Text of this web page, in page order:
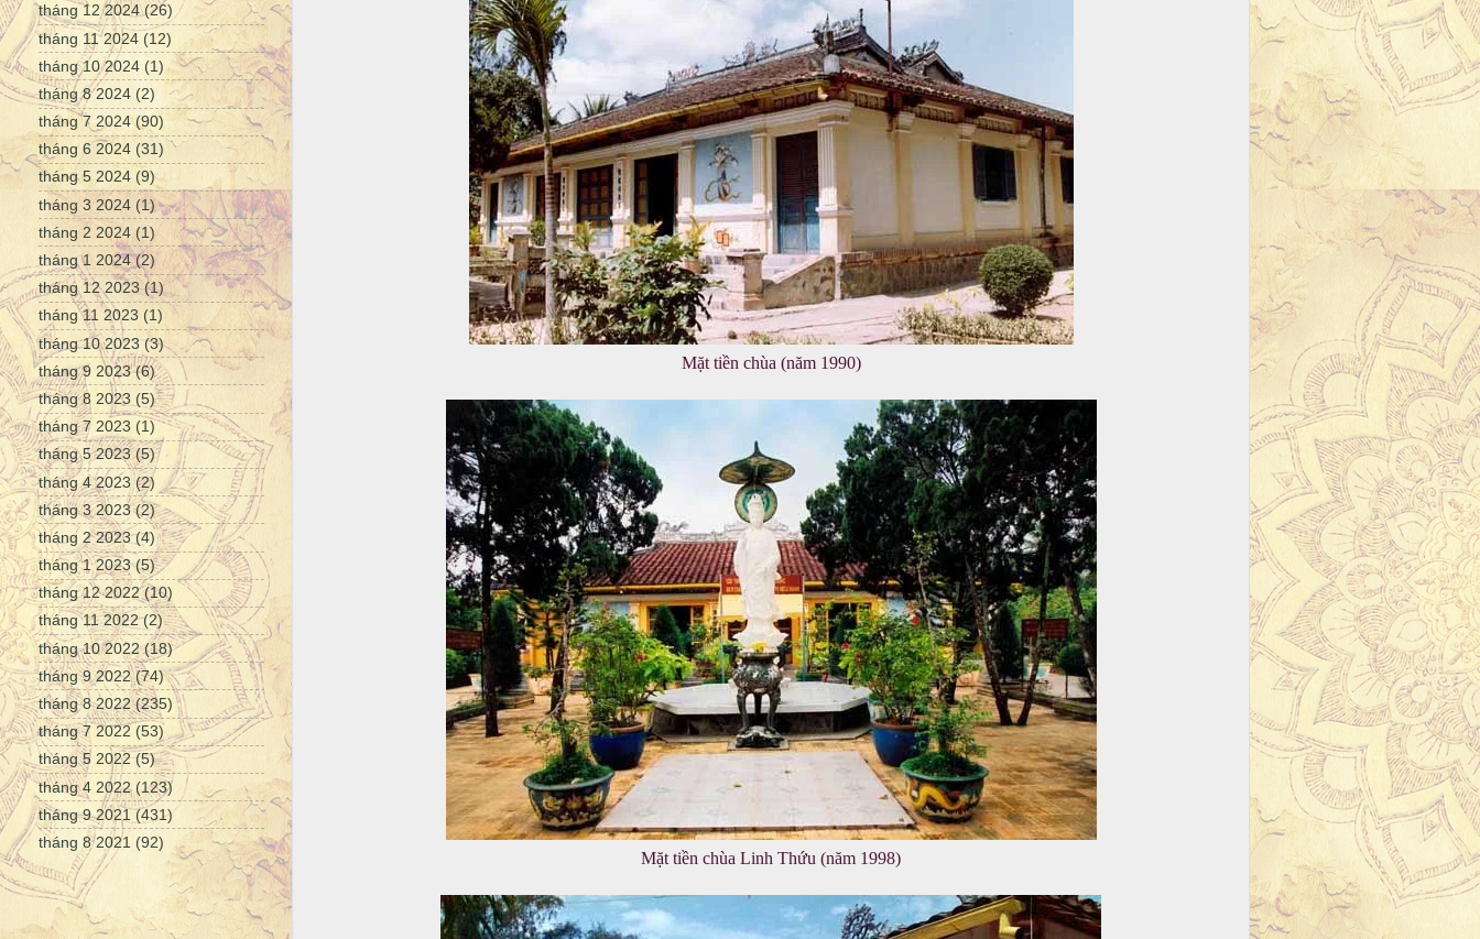
Mặt tiền chùa (năm 1990)
Mặt tiền chùa Linh Thứu (năm 1998)
tháng 12 2024(26)
tháng 11 2024 (12)
tháng 10 2024 (1)
tháng 8 2024 (2)
tháng 7 2024(90)
tháng 6 2024 (31)
tháng 5 2024 (9)
tháng 3 2024 (1)
tháng 2 2024 (1)
tháng 1 2024(2)
tháng 12 2023(1)
tháng 11 2023 (1)
tháng 10 2023(3)
tháng 9 2023(6)
tháng 8 2023 (5)
tháng 7 2023 (1)
tháng 5 2023(5)
tháng 4 2023(2)
tháng 3 2023(2)
tháng 2 2023(4)
tháng 1 2023(5)
tháng 12 2022(10)
tháng 11 2022(2)
tháng 10 2022(18)
tháng 9 2022(74)
tháng 8 2022(235)
tháng 7 2022 (53)
tháng 5 2022(5)
tháng 4 2022(123)
tháng 9 2021(431)
tháng 8 2021 (92)